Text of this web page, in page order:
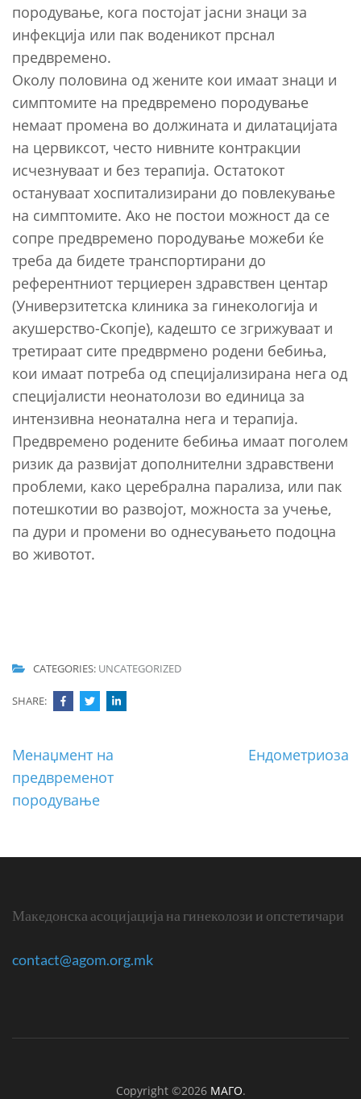
породување, кога постојат јасни знаци за
инфекција или пак воденикот прснал
предвремено.
Околу половина од жените кои имаат знаци и
симптомите на предвремено породување
немаат промена во должината и дилатацијата
на цервиксот, често нивните контракции
исчезнуваат и без терапија. Остатокот
остануваат хоспитализирани до повлекување
на симптомите. Ако не постои можност да се
сопре предвремено породување можеби ќе
треба да бидете транспортирани до
референтниот терциерен здравствен центар
(Универзитетска клиника за гинекологија и
акушерство-Скопје), кадешто се згрижуваат и
третираат сите предврмено родени бебиња,
кои имаат потреба од специјализирана нега од
специјалисти неонатолози во единица за
интензивна неонатална нега и терапија.
Предвремено родените бебиња имаат поголем
ризик да развијат дополнителни здравствени
проблеми, како церебрална парализа, или пак
потешкотии во развојот, можноста за учење,
па дури и промени во однесувањето подоцна
во животот.
CATEGORIES: UNCATEGORIZED
SHARE:
Post
navigation
Менаџмент на
предвременот
породување
Ендометриоза
Македонска асоцијација на гинеколози и опстетичари
contact@agom.org.mk
Copyright ©2026 МАГО.